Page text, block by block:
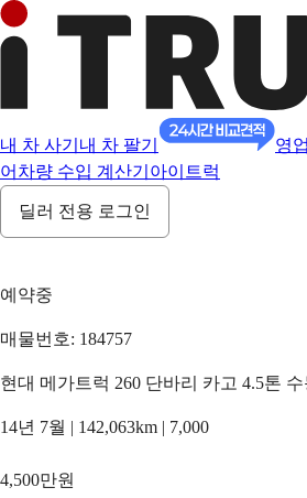
내 차 사기 내 차 팔기 영
어 차량 수입 계산기 아이트럭
딜러 전용 로그인
예약중
매물번호: 184757
현대 메가트럭 260 단바리 카고 4.5톤 수
14년 7월 | 142,063km | 7,000
4,500만원